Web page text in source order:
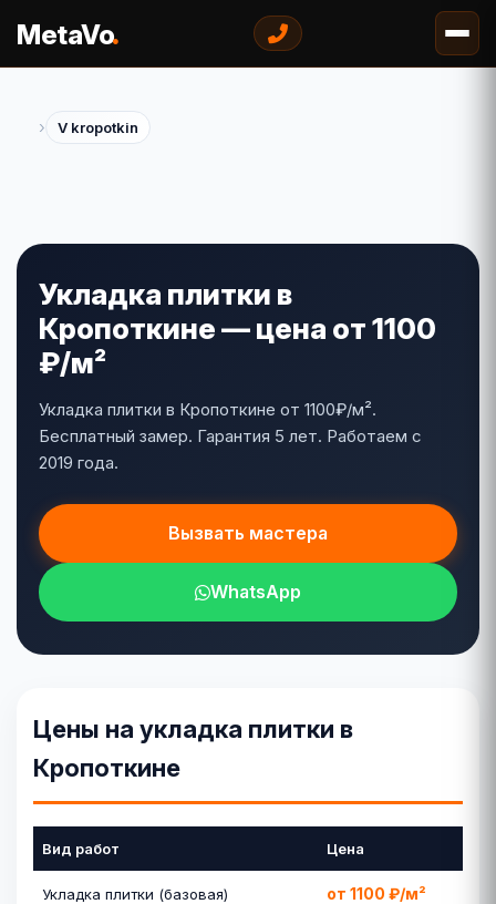
MetaVo.
› V kropotkin
Укладка плитки в
Кропоткине — цена от 1100
₽/м²
Укладка плитки в Кропоткине от 1100₽/м².
Бесплатный замер. Гарантия 5 лет. Работаем с
2019 года.
Вызвать мастера
WhatsApp
Цены на укладка плитки в
Кропоткине
Вид работ Цена
Укладка плитки (базовая) от 1100 ₽/м²